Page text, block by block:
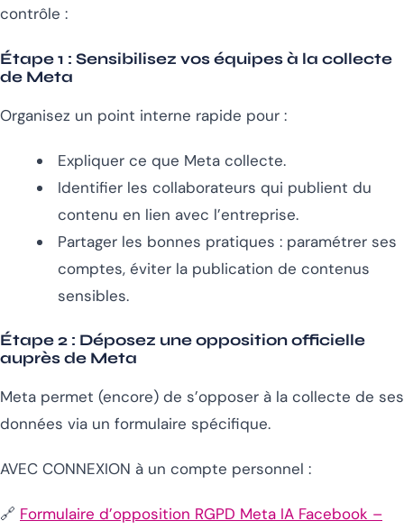
contrôle :
Étape 1 : Sensibilisez vos équipes à la collecte
de Meta
Organisez un point interne rapide pour :
Expliquer ce que Meta collecte.
Identifier les collaborateurs qui publient du
contenu en lien avec l’entreprise.
Partager les bonnes pratiques : paramétrer ses
comptes, éviter la publication de contenus
sensibles.
Étape 2 : Déposez une opposition officielle
auprès de Meta
Meta permet (encore) de s’opposer à la collecte de ses
données via un formulaire spécifique.
AVEC CONNEXION à un compte personnel :
🔗 Formulaire d’opposition RGPD Meta IA Facebook –